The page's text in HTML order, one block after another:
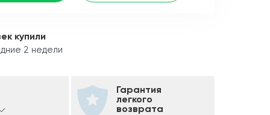
купили
2 недели
Гарантия
легкого
возврата